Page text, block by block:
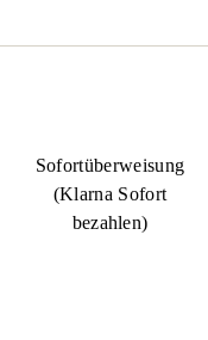
Sofortüberweisung
(Klarna Sofort
bezahlen)